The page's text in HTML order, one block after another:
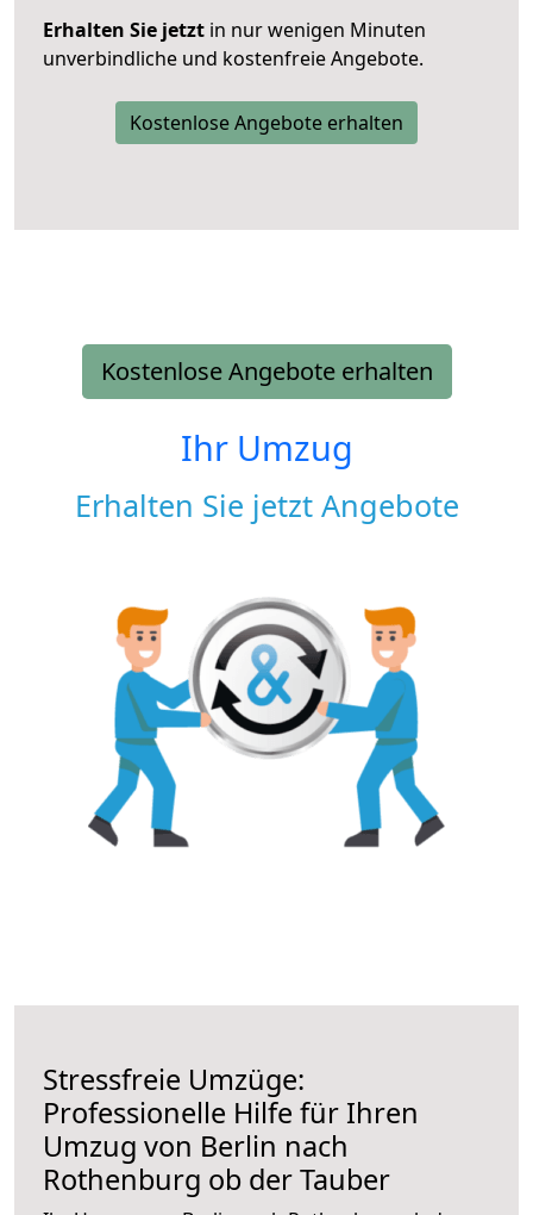
Erhalten Sie jetzt in nur wenigen Minuten
unverbindliche und kostenfreie Angebote.
Kostenlose Angebote erhalten
Kostenlose Angebote erhalten
Ihr Umzug
Erhalten Sie jetzt Angebote
Stressfreie Umzüge:
Professionelle Hilfe für Ihren
Umzug von Berlin nach
Rothenburg ob der Tauber